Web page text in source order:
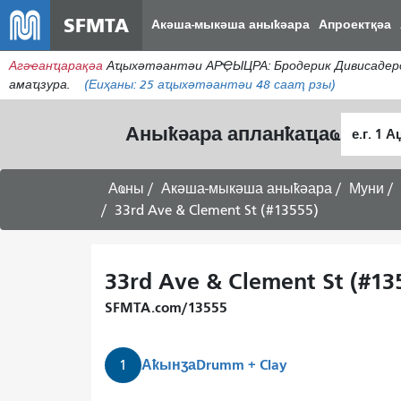
SFMTA Акәша-мыкәша аныҟәара Апроектқәа
Агәҽанҵарақәа Аҵыхәтәантәи АРҾЫЦРА: Бродерик
амаҵзура.
(Еиҳаны: 25 аҵыхәтәантәи 48 сааҭ рзы)
Аныҟәара апланҟаҵаҩҭыԥ
Аҩны Акәша-мыкәша аныҟәара Муни
33rd Ave & Clement St (#13555)
33rd Ave & Clement St
SFMTA.com/13555
1 АҟынӡаDrumm + Clay